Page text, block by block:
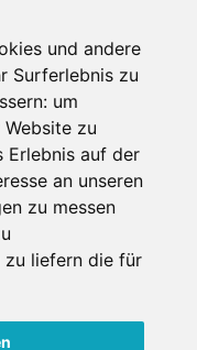
und andere
Surferlebnis zu
um
zu
Erlebnis auf der
an unseren
zu messen
zu liefern die für